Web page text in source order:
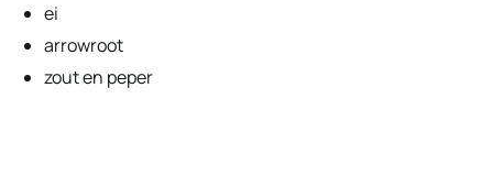
ei
arrowroot
zout en peper